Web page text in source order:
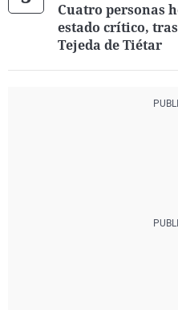
Cuatro personas
estado crítico,
Tejeda de Tiétar